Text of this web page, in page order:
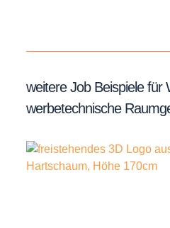
weitere Job Beispiele für
werbetechnische